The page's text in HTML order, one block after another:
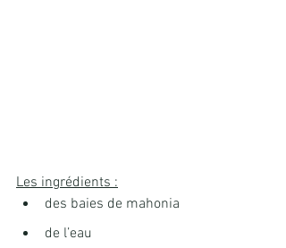
Les ingrédients :
des baies de mahonia
de l’eau